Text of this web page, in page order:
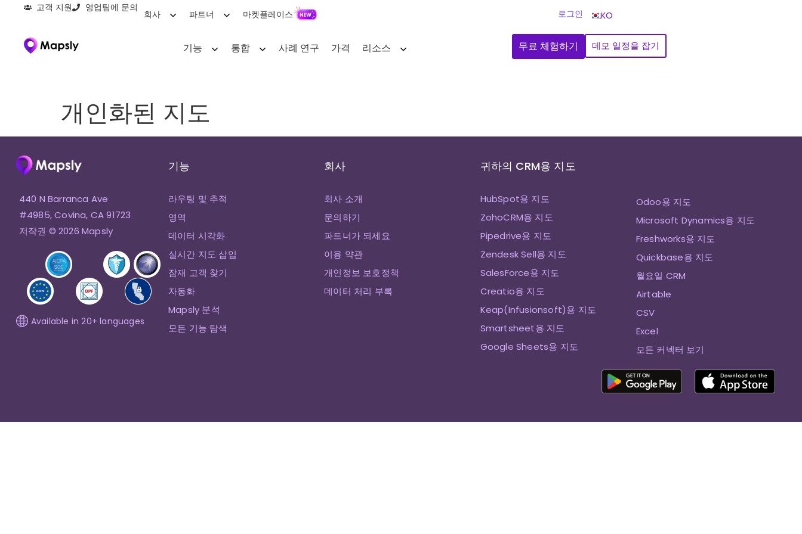
고객 지원 영업팀에 문의
회사 파트너 마켓플레이스 로그인 KO
기능 통합 사례 연구 가격 리소스 무료 체험하기 데모 일정을 잡기
개인화된 지도
440 N Barranca Ave
#4985, Covina, CA 91723
저작권 © 2026 Mapsly
Available in 20+ languages
기능
라우팅 및 추적
영역
데이터 시각화
실시간 지도 삽입
잠재 고객 찾기
자동화
Mapsly 분석
모든 기능 탐색
회사
회사 소개
문의하기
파트너가 되세요
이용 약관
개인정보 보호정책
데이터 처리 부록
귀하의 CRM용 지도
HubSpot용 지도
ZohoCRM용 지도
Pipedrive용 지도
Zendesk Sell용 지도
SalesForce용 지도
Creatio용 지도
Keap(Infusionsoft)용 지도
Smartsheet용 지도
Google Sheets용 지도
Odoo용 지도
Microsoft Dynamics용 지도
Freshworks용 지도
Quickbase용 지도
월요일 CRM
Airtable
CSV
Excel
모든 커넥터 보기